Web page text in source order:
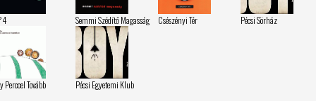
Semmi Szédítő Magasság Csészényi Tér Pécsi Sörház
Perccel Tovább Pécsi Egyetemi Klub